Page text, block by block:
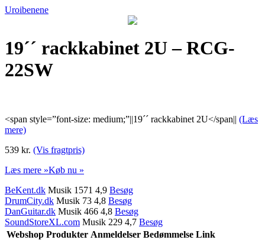
Uroibenene
19´´ rackkabinet 2U – RCG-
22SW
<span style=”font-size: medium;”||19´´ rackkabinet 2U</span|| (Læs
mere)
539 kr. (Vis fragtpris)
Læs mere »Køb nu »
BeKent.dk Musik 1571 4,9 Besøg
DrumCity.dk Musik 73 4,8 Besøg
DanGuitar.dk Musik 466 4,8 Besøg
SoundStoreXL.com Musik 229 4,7 Besøg
Webshop Produkter Anmeldelser Bedømmelse Link